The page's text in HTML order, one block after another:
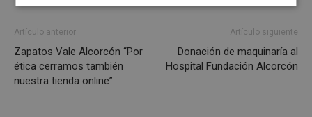
Artículo anterior
Zapatos Vale Alcorcón “Por
ética cerramos también
nuestra tienda online”
Artículo siguiente
Donación de maquinaría al
Hospital Fundación Alcorcón
Cookies
Cookies de
Cookies de